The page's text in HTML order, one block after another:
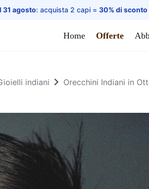
31 agosto: acquista 2 capi = 30% di
Home Offerte
indiani Orecchini Indiani in